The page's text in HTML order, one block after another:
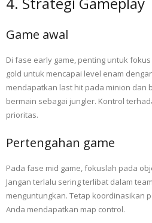
Game awal
Di fase early game, penting untuk
gold untuk mencapai level enam
mendapatkan last hit pada minion dan
bermain sebagai jungler. Kontrol
prioritas.
Pertengahan game
Pada fase mid game, fokuslah pada
Jangan terlalu sering terlibat dalam
menguntungkan. Tetap koordinasikan
Anda mendapatkan map control.